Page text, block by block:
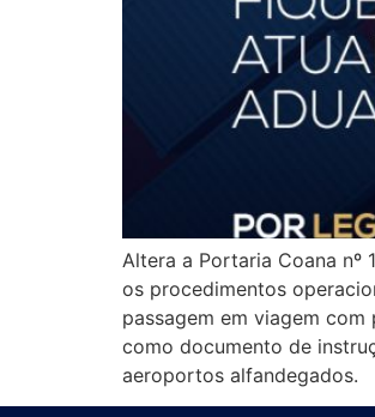
Altera a Portaria Coana
os procedimentos
passagem em viagem
como documento de
aeroportos alfandegados.